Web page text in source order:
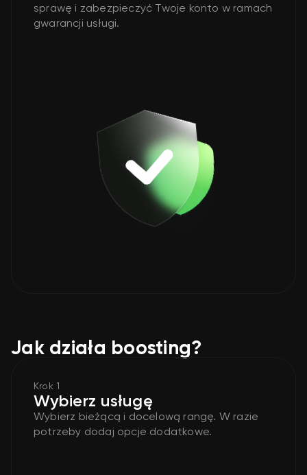
sprawę i zabezpieczyć Twoje konto w ramach
gwarancji usługi.
Jak działa boosting?
Krok 1
Wybierz usługę
Wybierz bieżącą i docelową rangę. W razie
potrzeby dodaj opcje dodatkowe.